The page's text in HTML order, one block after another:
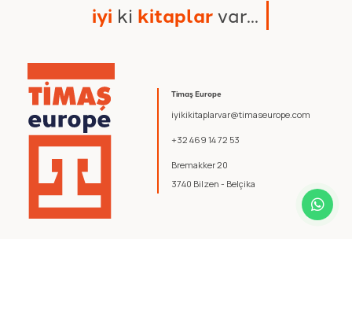
Timaş Europe
iyikikitaplarvar@timaseurope.com
+32 469 14 72 53
Bremakker 20
3740 Bilzen - Belçika
iyi ki kitaplarvar...